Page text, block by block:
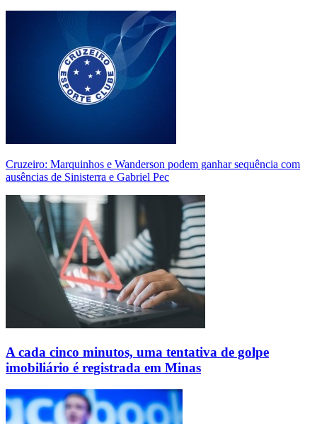
Cruzeiro: Marquinhos e Wanderson podem ganhar sequência com
ausências de Sinisterra e Gabriel Pec
A cada cinco minutos, uma tentativa de golpe
imobiliário é registrada em Minas